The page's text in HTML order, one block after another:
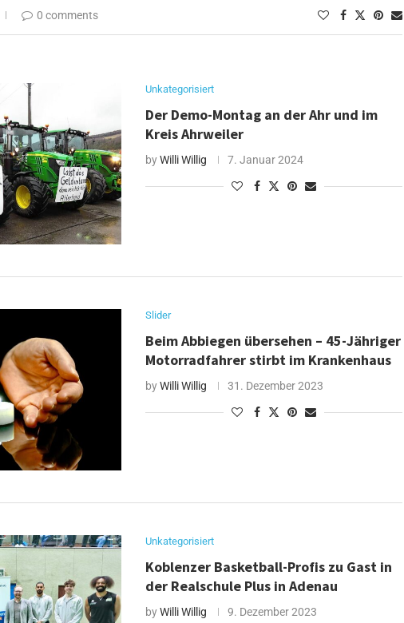
0 comments
Unkategorisiert
Der Demo-Montag an der Ahr und im
Kreis Ahrweiler
byWilli Willig 7. Januar 2024
Slider
Beim Abbiegen übersehen – 45-Jähriger
Motorradfahrer stirbt im Krankenhaus
byWilli Willig 31. Dezember 2023
Unkategorisiert
Koblenzer Basketball-Profis zu Gast in
der Realschule Plus in Adenau
byWilli Willig 9. Dezember 2023